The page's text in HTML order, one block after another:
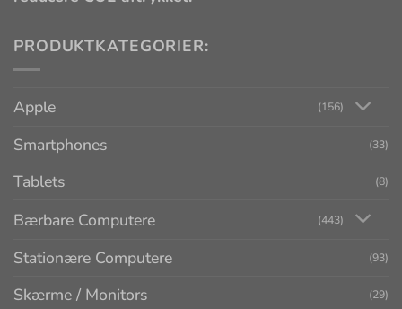
PRODUKTKATEGORIER:
Apple (156)
Smartphones (33)
Tablets (8)
Bærbare Computere (443)
Stationære Computere (93)
Skærme / Monitors (29)